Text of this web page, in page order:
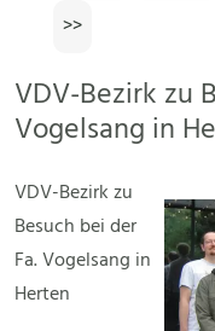
>>
VDV-Bezirk zu
Vogelsang in
VDV-Bezirk zu
Besuch bei der
Fa. Vogelsang in
Herten